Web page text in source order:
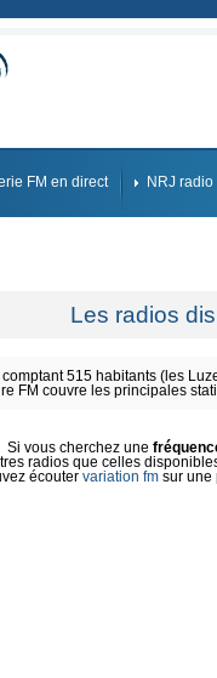
FM en direct NRJ radio
Les radios
515 habitants (les
FM couvre les principales
Si vous cherchez une
radios que celles
écouter variation fmsur une